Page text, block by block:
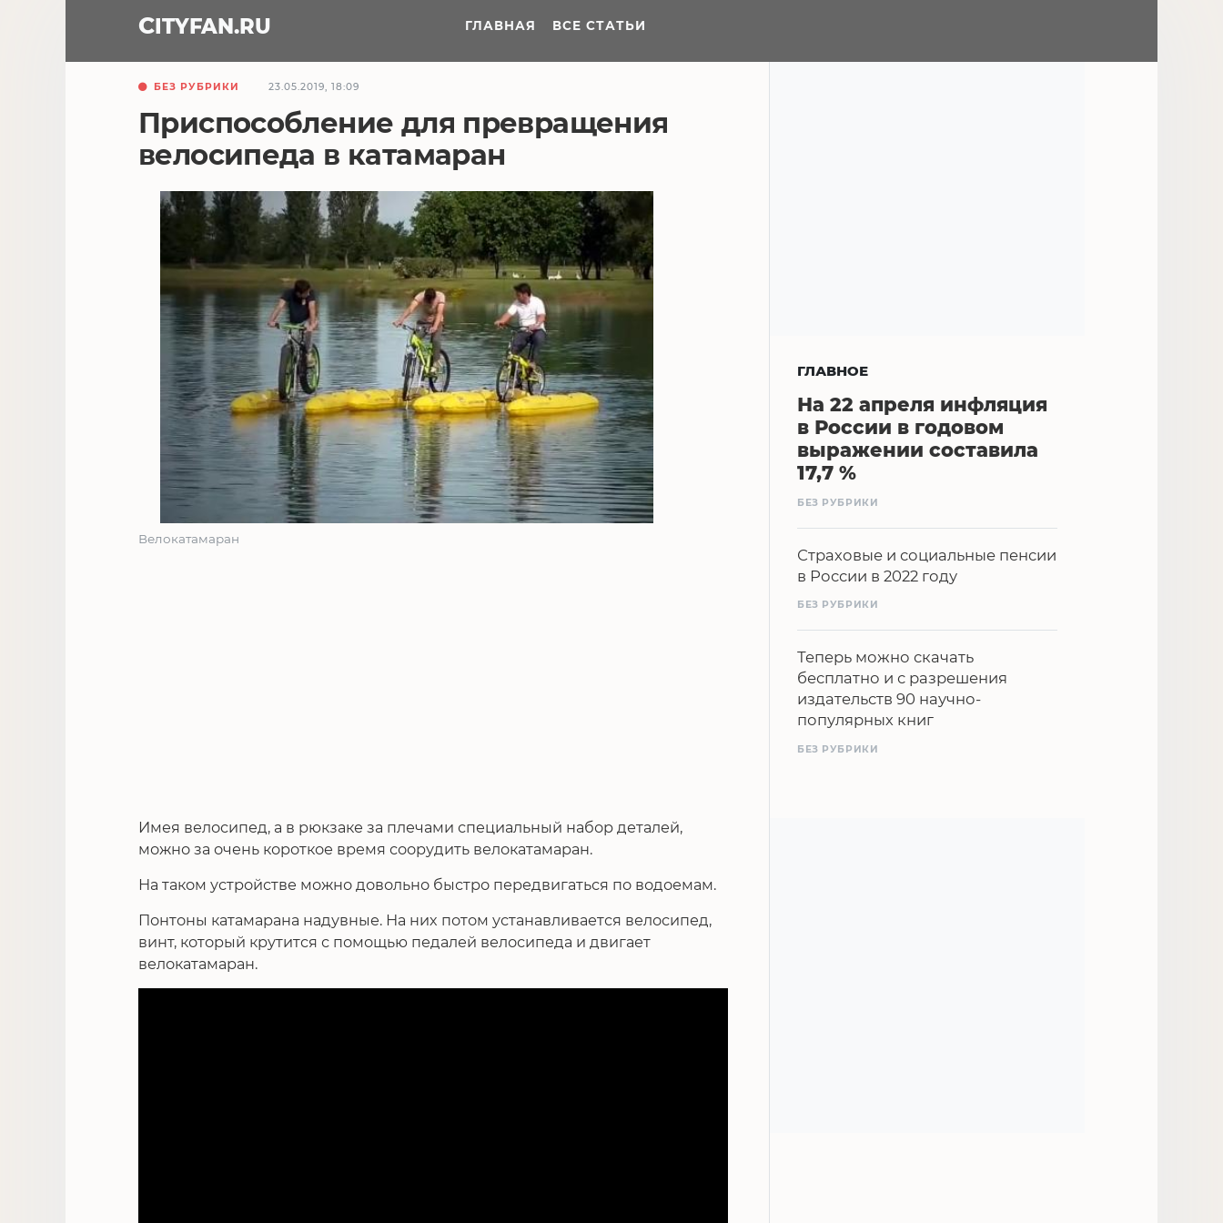
CITYFAN.RU ГЛАВНАЯ ВСЕ СТАТЬИ
БЕЗ РУБРИКИ 23.05.2019, 18:09
Приспособление для превращения
велосипеда в катамаран
Велокатамаран
Имея велосипед, а в рюкзаке за плечами специальный набор деталей,
можно за очень короткое время соорудить велокатамаран.
На таком устройстве можно довольно быстро передвигаться по водоемам.
Понтоны катамарана надувные. На них потом устанавливается велосипед,
винт, который крутится с помощью педалей велосипеда и двигает
велокатамаран.
ГЛАВНОЕ
На 22 апреля инфляция
в России в годовом
выражении составила
17,7 %
БЕЗ РУБРИКИ
Страховые и социальные пенсии
в России в 2022 году
БЕЗ РУБРИКИ
Теперь можно скачать
бесплатно и с разрешения
издательств 90 научно-
популярных книг
БЕЗ РУБРИКИ